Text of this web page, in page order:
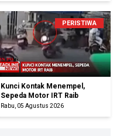
PERISTIWA
Kunci Kontak Menempel,
Sepeda Motor IRT Raib
Rabu, 05 Agustus 2026